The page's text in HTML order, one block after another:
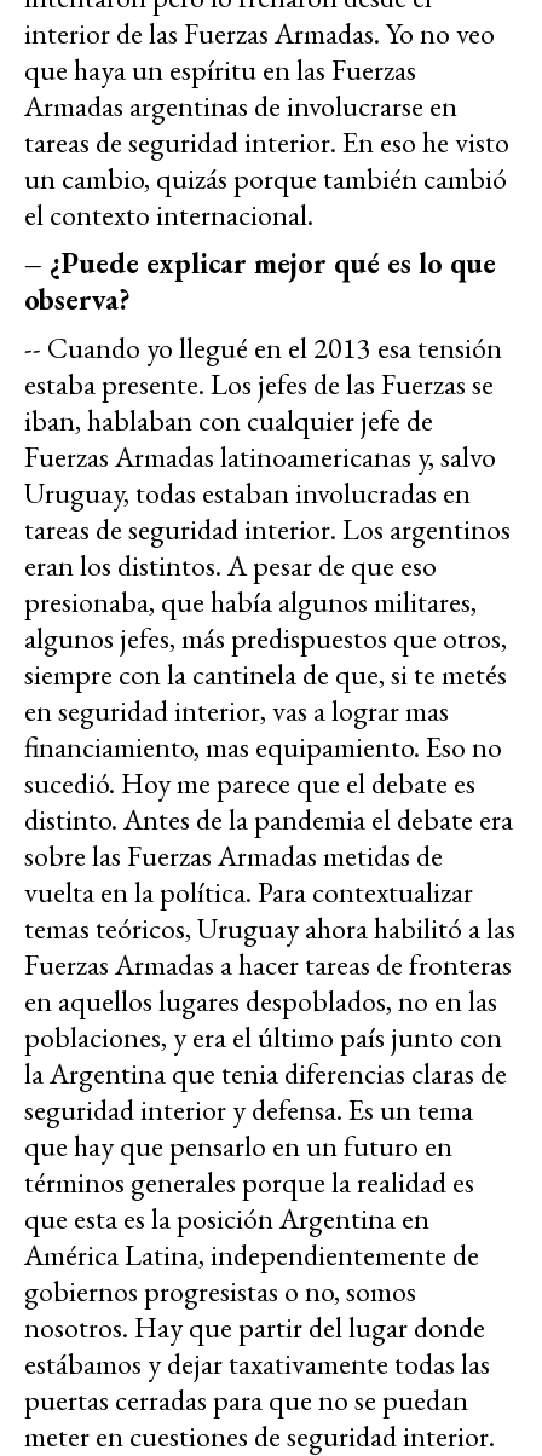
interior de las Fuerzas Armadas. Yo no veo
que haya un espíritu en las Fuerzas
Armadas argentinas de involucrarse en
tareas de seguridad interior. En eso he visto
un cambio, quizás porque también cambió
el contexto internacional.
– ¿Puede explicar mejor qué es lo que
observa?
-- Cuando yo llegué en el 2013 esa tensión
estaba presente. Los jefes de las Fuerzas se
iban, hablaban con cualquier jefe de
Fuerzas Armadas latinoamericanas y, salvo
Uruguay, todas estaban involucradas en
tareas de seguridad interior. Los argentinos
eran los distintos. A pesar de que eso
presionaba, que había algunos militares,
algunos jefes, más predispuestos que otros,
siempre con la cantinela de que, si te metés
en seguridad interior, vas a lograr mas
financiamiento, mas equipamiento. Eso no
sucedió. Hoy me parece que el debate es
distinto. Antes de la pandemia el debate era
sobre las Fuerzas Armadas metidas de
vuelta en la política. Para contextualizar
temas teóricos, Uruguay ahora habilitó a las
Fuerzas Armadas a hacer tareas de fronteras
en aquellos lugares despoblados, no en las
poblaciones, y era el último país junto con
la Argentina que tenia diferencias claras de
seguridad interior y defensa. Es un tema
que hay que pensarlo en un futuro en
términos generales porque la realidad es
que esta es la posición Argentina en
América Latina, independientemente de
gobiernos progresistas o no, somos
nosotros. Hay que partir del lugar donde
estábamos y dejar taxativamente todas las
puertas cerradas para que no se puedan
meter en cuestiones de seguridad interior.